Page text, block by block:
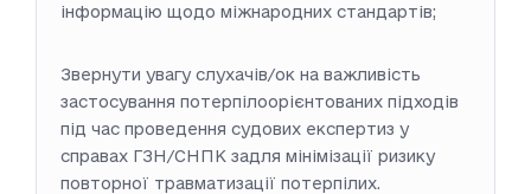
інформацію щодо міжнародних стандартів;
Звернути увагу слухачів/ок на важливість
застосування потерпілоорієнтованих підходів
під час проведення судових експертиз у
справах ГЗН/СНПК задля мінімізації ризику
повторної травматизації потерпілих.